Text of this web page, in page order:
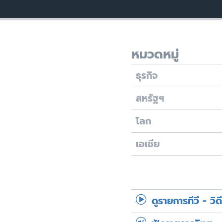
หมวดหมู่
ธุรกิจ
สหรัฐฯ
โลก
เอเชีย
ดูรายการทีวี - วิ